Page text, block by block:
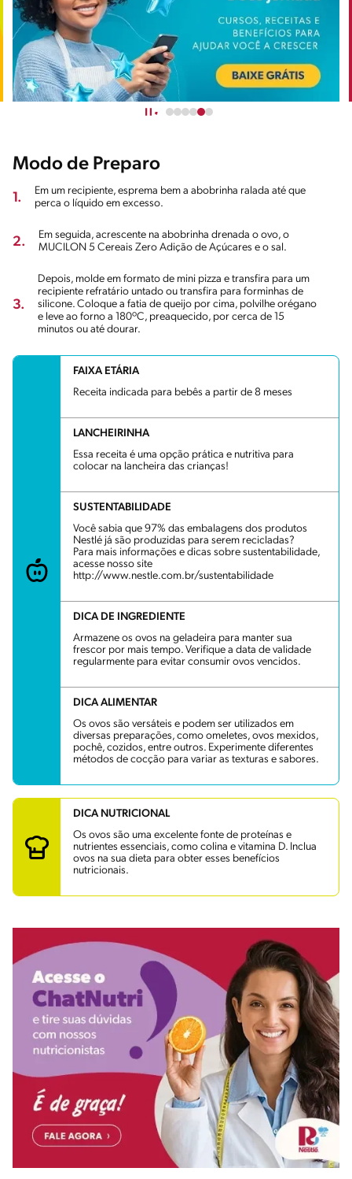
Modo de Preparo
1.
Em um recipiente, esprema bem a abobrinha ralada até que
perca o líquido em excesso.
2.
Em seguida, acrescente na abobrinha drenada o ovo, o
MUCILON 5 Cereais Zero Adição de Açúcares e o sal.
3.
Depois, molde em formato de mini pizza e transfira para um
recipiente refratário untado ou transfira para forminhas de
silicone. Coloque a fatia de queijo por cima, polvilhe orégano
e leve ao forno a 180ºC, preaquecido, por cerca de 15
minutos ou até dourar.
FAIXA ETÁRIA
Receita indicada para bebês a partir de 8 meses
LANCHEIRINHA
Essa receita é uma opção prática e nutritiva para
colocar na lancheira das crianças!
SUSTENTABILIDADE
Você sabia que 97% das embalagens dos produtos
Nestlé já são produzidas para serem recicladas?
Para mais informações e dicas sobre sustentabilidade,
acesse nosso site
http://www.nestle.com.br/sustentabilidade
DICA DE INGREDIENTE
Armazene os ovos na geladeira para manter sua
frescor por mais tempo. Verifique a data de validade
regularmente para evitar consumir ovos vencidos.
DICA ALIMENTAR
Os ovos são versáteis e podem ser utilizados em
diversas preparações, como omeletes, ovos mexidos,
pochê, cozidos, entre outros. Experimente diferentes
métodos de cocção para variar as texturas e sabores.
DICA NUTRICIONAL
Os ovos são uma excelente fonte de proteínas e
nutrientes essenciais, como colina e vitamina D. Inclua
ovos na sua dieta para obter esses benefícios
nutricionais.